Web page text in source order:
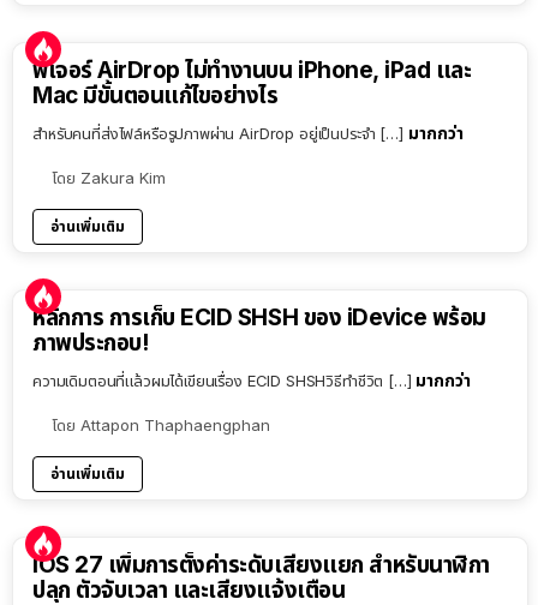
ฟีเจอร์ AirDrop ไม่ทำงานบน iPhone, iPad และ
Mac มีขั้นตอนแก้ไขอย่างไร
สำหรับคนที่ส่งไฟล์หรือรูปภาพผ่าน AirDrop อยู่เป็นประจำ […] มากกว่า
โดย Zakura Kim
อ่านเพิ่มเติม
หลักการ การเก็บ ECID SHSH ของ iDevice พร้อม
ภาพประกอบ!
ความเดิมตอนที่แล้วผมได้เขียนเรื่อง ECID SHSHวิธีทำชีวิต […] มากกว่า
โดย Attapon Thaphaengphan
อ่านเพิ่มเติม
iOS 27 เพิ่มการตั้งค่าระดับเสียงแยก สำหรับนาฬิกา
ปลุก ตัวจับเวลา และเสียงแจ้งเตือน